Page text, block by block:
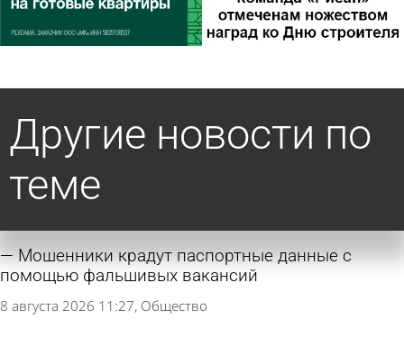
Другие новости по
теме
Мошенники крадут паспортные данные с
помощью фальшивых вакансий
8 августа 2026 11:27 Общество